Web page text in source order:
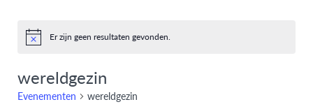
BerichtEr zijn geen resultaten gevonden.
wereldgezin
Evenementen wereldgezin